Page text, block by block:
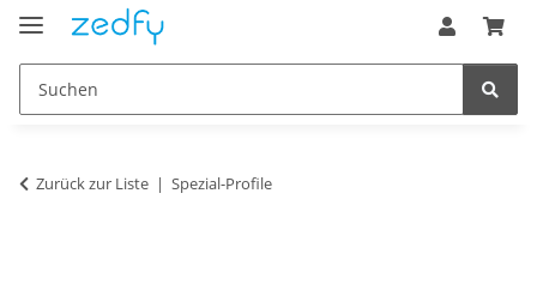
Zurück zur Liste Spezial-Profile